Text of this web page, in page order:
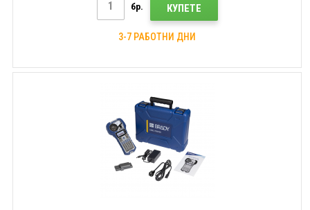
бр. КУПЕТЕ
3-7 РАБОТНИ ДНИ